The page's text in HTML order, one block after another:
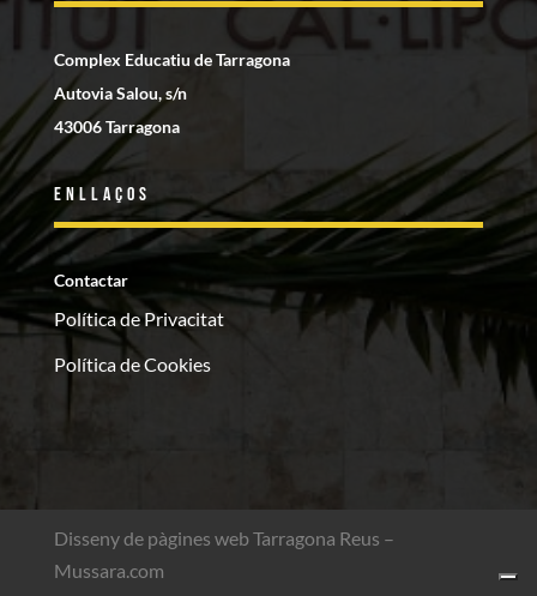
Complex Educatiu de Tarragona
Autovia Salou, s/n
43006 Tarragona
Enllaços
Contactar
Política de Privacitat
Política de Cookies
Disseny de pàgines web Tarragona Reus –
Mussara.com